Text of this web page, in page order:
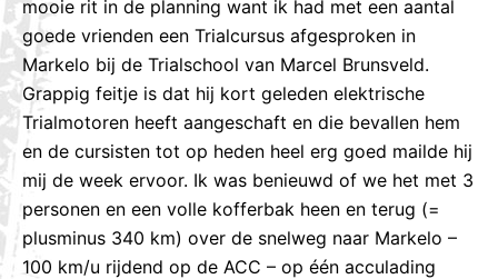
mooie rit in de planning want ik had met een aantal
goede vrienden een Trialcursus afgesproken in
Markelo bij de Trialschool van Marcel Brunsveld.
Grappig feitje is dat hij kort geleden elektrische
Trialmotoren heeft aangeschaft en die bevallen hem
en de cursisten tot op heden heel erg goed mailde hij
mij de week ervoor. Ik was benieuwd of we het met 3
personen en een volle kofferbak heen en terug (=
plusminus 340 km) over de snelweg naar Markelo –
100 km/u rijdend op de ACC – op één acculading